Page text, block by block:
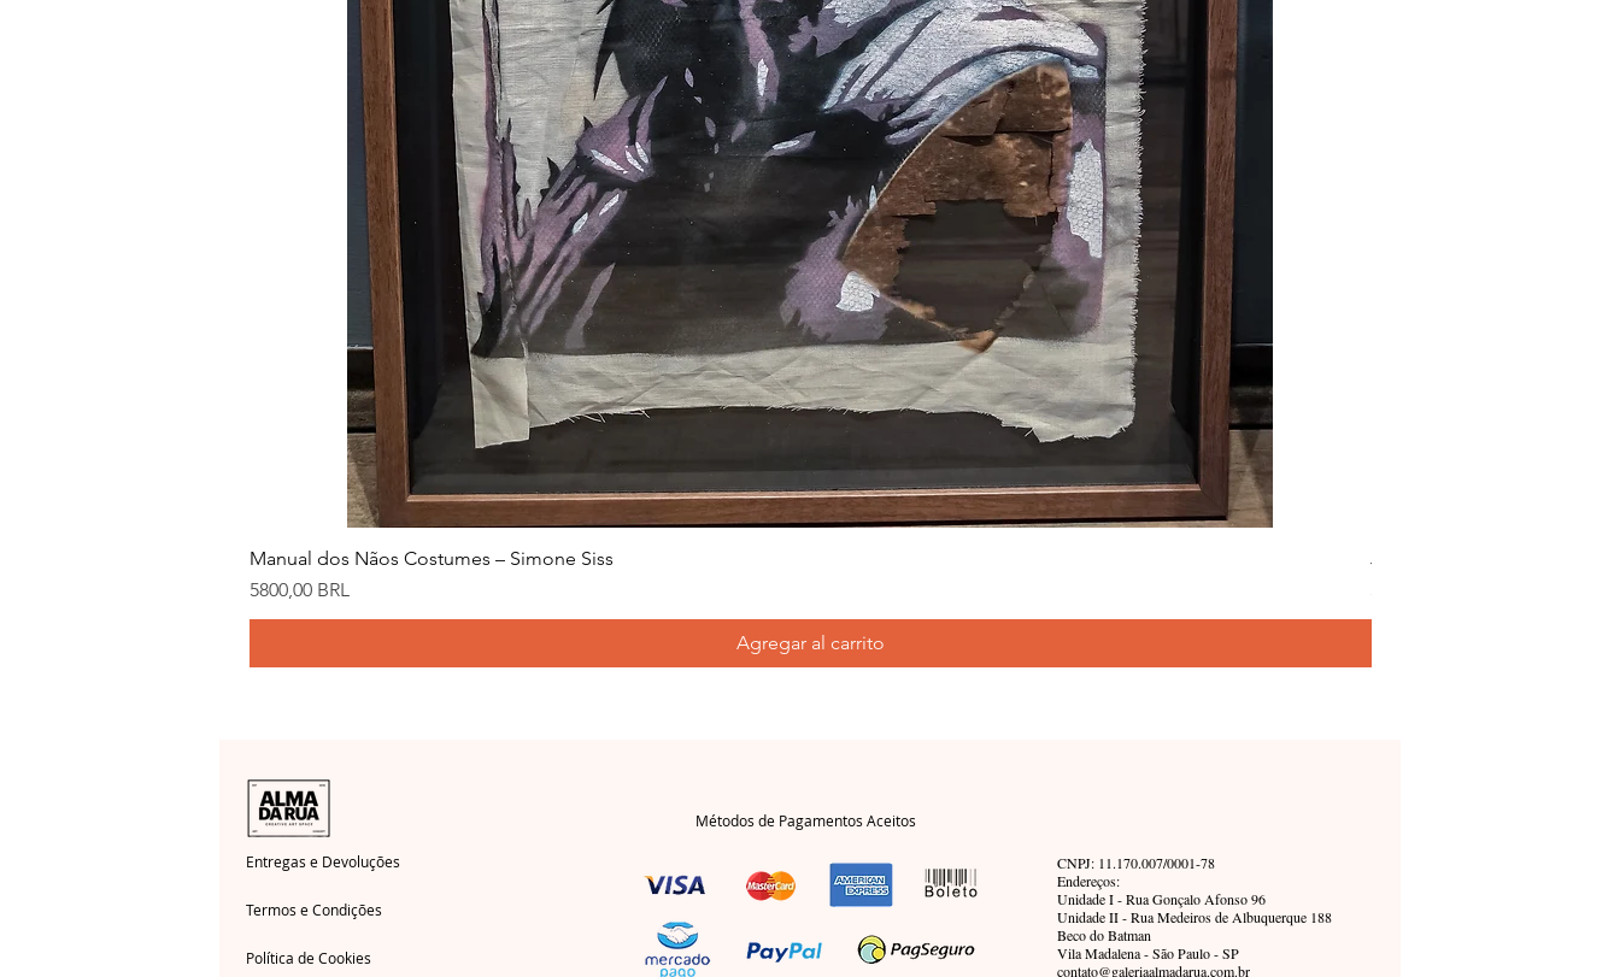
Manual dos Nãos Costumes – Simone Siss
Precio
5800,00 BRL
Agregar al carrito
Joana d. – Simone Siss
Entregas e Devoluções
Termos e Condições
Política de Cookies
Métodos de Pagamentos Aceitos
CNPJ: 11.170.007/0001-78
Endereços:
Unidade I - Rua Gonçalo Afonso 96
Unidade II - Rua Medeiros de Albuquerque 188
Beco do Batman
Vila Madalena - São Paulo - SP
contato@galeriaalmadarua.com.br